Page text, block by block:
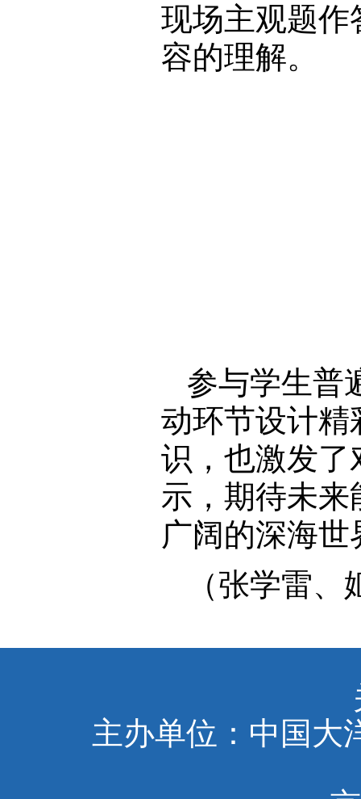
现场主观题作
容的理解。
参与学生普
动环节设计精
识，也激发了
示，期待未
广阔的深海世
（张学雷
主办单位：中国大